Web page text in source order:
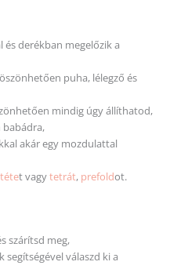
derékban megelőzik a
puha, lélegző és
mindig úgy állíthatod,
babádra,
akár egy mozdulattal
t vagytetrát, prefoldot.
szárítsd meg,
válaszd ki a